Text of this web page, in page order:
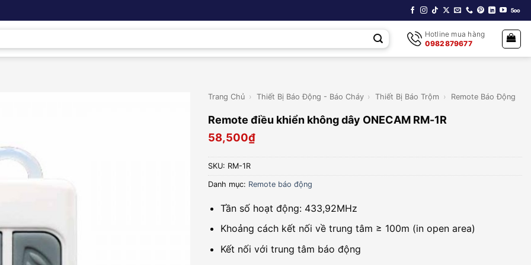
Hotline mua hàng
0982879677
Trang Chủ › Thiết Bị Báo Động - Báo Cháy › Thiết Bị Báo Trộm › Remote Báo Động
Remote điều khiển không dây ONECAM RM-1R
58,500₫
SKU: RM-1R
Danh mục: Remote báo động
Tần số hoạt động: 433,92MHz
Khoảng cách kết nối về trung tâm ≥ 100m (in open area)
Kết nối với trung tâm báo động